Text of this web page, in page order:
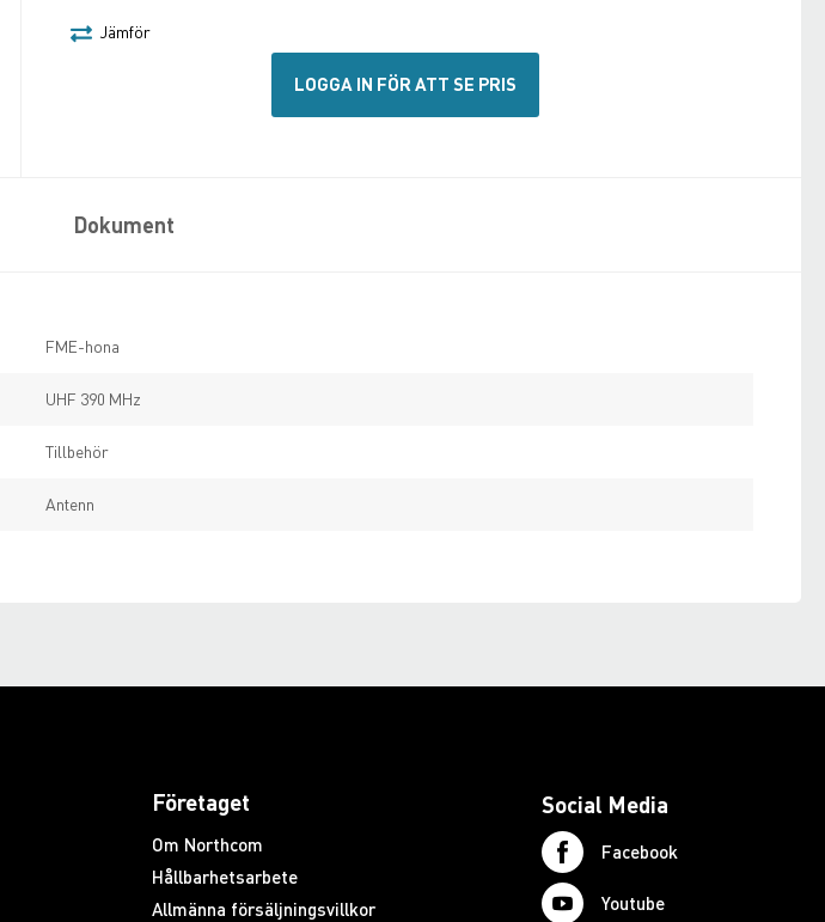
Jämför
LOGGA IN FÖR ATT SE PRIS
Dokument
FME-hona
UHF 390 MHz
Tillbehör
Antenn
Företaget
Om Northcom
Hållbarhetsarbete
Allmänna försäljningsvillkor
Social Media
Facebook
Youtube